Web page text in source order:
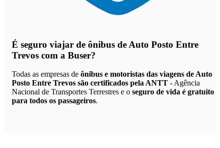
É seguro viajar de ônibus de Auto Posto Entre
Trevos com a Buser?
Todas as empresas de ônibus e motoristas das viagens de Auto
Posto Entre Trevos são certificados pela ANTT - Agência
Nacional de Transportes Terrestres e o seguro de vida é gratuito
para todos os passageiros.